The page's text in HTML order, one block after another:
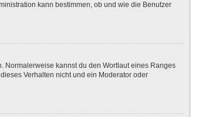
kann bestimmen, ob und wie die Benutzer
Normalerweise kannst du den Wortlaut eines Ranges
Verhalten nicht und ein Moderator oder